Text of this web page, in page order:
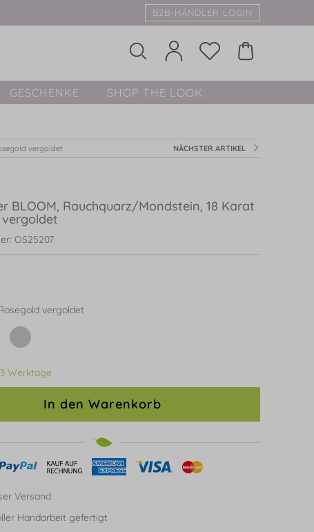
B2B-HÄNDLER LOGIN
GESCHENKE SHOP THE LOOK
vergoldet NÄCHSTER ARTIKEL
BLOOM, Rauchquarz/Mondstein, 18 Karat
OS25207
vergoldet
Werktage
In den Warenkorb
Versand
Handarbeit gefertigt